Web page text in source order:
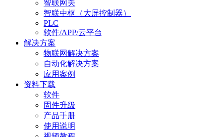
智联网关
智联中枢（大屏控制器）
PLC
软件/APP/云平台
解决方案
物联网解决方案
自动化解决方案
应用案例
资料下载
软件
固件升级
产品手册
使用说明